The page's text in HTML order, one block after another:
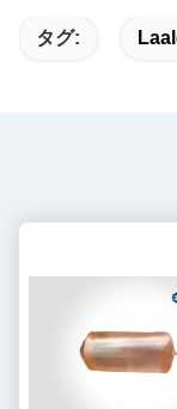
タグ: